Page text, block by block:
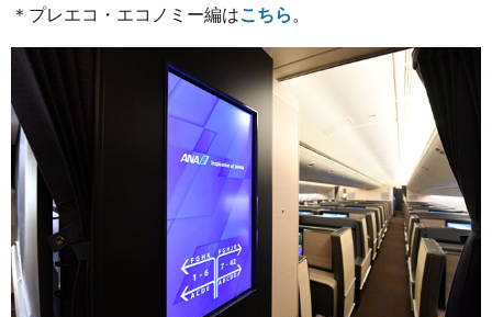
＊プレエコ・エコノミー編はこちら 。